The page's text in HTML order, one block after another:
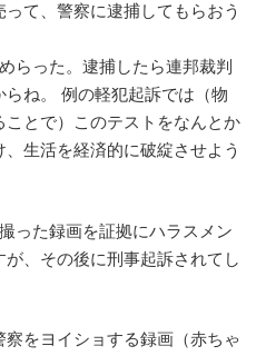
て、警察に逮捕してもらおう
らった。逮捕したら連邦裁判
ね。 例の軽犯起訴では（物
とで）このテストをなんとか
生活を経済的に破綻させよう
った録画を証拠にハラスメン
が、その後に刑事起訴されてし
をヨイショする録画（赤ちゃ